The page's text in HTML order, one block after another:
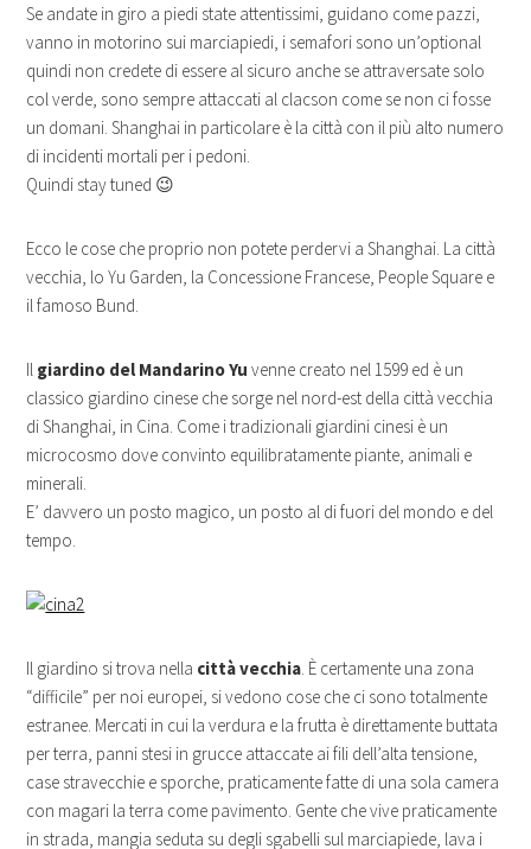
Se andate in giro a piedi state attentissimi, guidano come pazzi,
vanno in motorino sui marciapiedi, i semafori sono un’optional
quindi non credete di essere al sicuro anche se attraversate solo
col verde, sono sempre attaccati al clacson come se non ci fosse
un domani. Shanghai in particolare è la città con il più alto numero
di incidenti mortali per i pedoni.
Quindi stay tuned 😉
Ecco le cose che proprio non potete perdervi a Shanghai. La città
vecchia, lo Yu Garden, la Concessione Francese, People Square e
il famoso Bund.
Il giardino del Mandarino Yu venne creato nel 1599 ed è un
classico giardino cinese che sorge nel nord-est della città vecchia
di Shanghai, in Cina. Come i tradizionali giardini cinesi è un
microcosmo dove convinto equilibratamente piante, animali e
minerali.
E’ davvero un posto magico, un posto al di fuori del mondo e del
tempo.
Il giardino si trova nella città vecchia. È certamente una zona
“difficile” per noi europei, si vedono cose che ci sono totalmente
estranee. Mercati in cui la verdura e la frutta è direttamente buttata
per terra, panni stesi in grucce attaccate ai fili dell’alta tensione,
case stravecchie e sporche, praticamente fatte di una sola camera
con magari la terra come pavimento. Gente che vive praticamente
in strada, mangia seduta su degli sgabelli sul marciapiede, lava i